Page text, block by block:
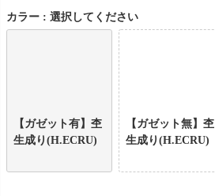
カラー 選択してください
【ガゼット有】杢
生成り(H.ECRU)
【ガゼット無】杢
生成り(H.ECRU)